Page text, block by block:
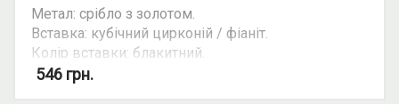
Метал: срібло з золотом.
Вставка: кубічний цирконій / фіаніт.
Колір вставки: блакитний.
Можливість комплекту: так.
546 грн.